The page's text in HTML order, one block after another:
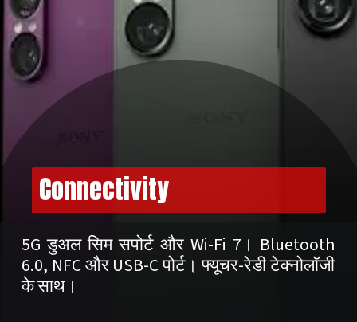
Connectivity
5G डुअल सिम सपोर्ट और Wi-Fi 7। Bluetooth
6.0, NFC और USB-C पोर्ट। फ्यूचर-रेडी टेक्नोलॉजी
के साथ।